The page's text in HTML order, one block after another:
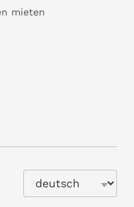
mieten